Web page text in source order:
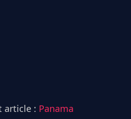
article : Panama